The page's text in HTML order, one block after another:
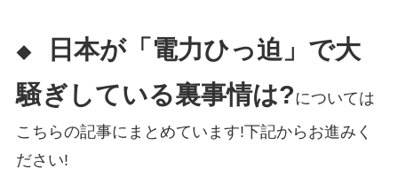
◆
日本が「電力ひっ迫」で大
騒ぎしている裏事情は?については
こちらの記事にまとめています!下記からお進みく
ださい!